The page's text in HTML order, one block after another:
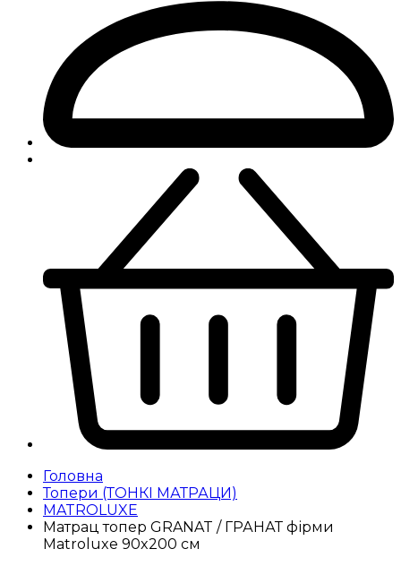
Головна
Топери (ТОНКІ МАТРАЦИ)
MATROLUXE
Матрац топер GRANAT / ГРАНАТ фірми
Matroluxe 90x200 cм